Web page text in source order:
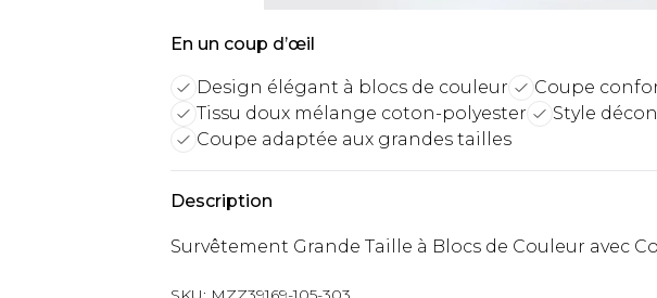
En un coup d’œil
Design élégant à blocs de couleur
Coupe
Tissu doux mélange coton-polyester
Style
Coupe adaptée aux grandes tailles
Description
Survêtement Grande Taille à Blocs de Couleur avec